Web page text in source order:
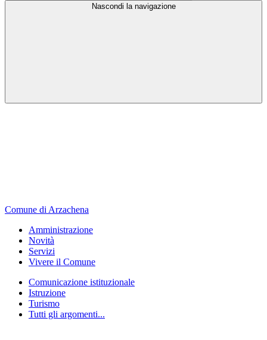
Nascondi la navigazione
Comune di Arzachena
Amministrazione
Novità
Servizi
Vivere il Comune
Comunicazione istituzionale
Istruzione
Turismo
Tutti gli argomenti...